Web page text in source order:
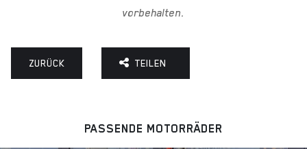
vorbehalten.
ZURÜCK TEILEN
PASSENDE MOTORRÄDER